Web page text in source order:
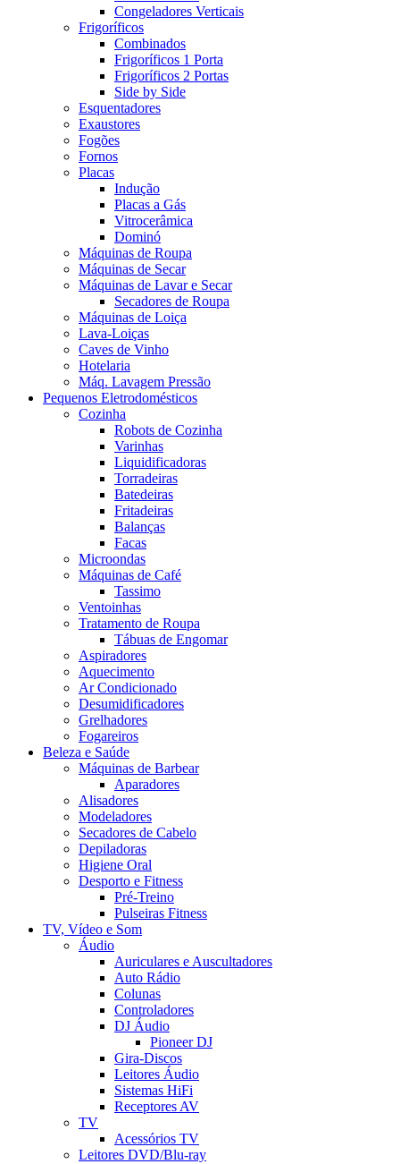
Congeladores Verticais
Frigoríficos
Combinados
Frigoríficos 1 Porta
Frigoríficos 2 Portas
Side by Side
Esquentadores
Exaustores
Fogões
Fornos
Placas
Indução
Placas a Gás
Vitrocerâmica
Dominó
Máquinas de Roupa
Máquinas de Secar
Máquinas de Lavar e Secar
Secadores de Roupa
Máquinas de Loiça
Lava-Loiças
Caves de Vinho
Hotelaria
Máq. Lavagem Pressão
Pequenos Eletrodomésticos
Cozinha
Robots de Cozinha
Varinhas
Liquidificadoras
Torradeiras
Batedeiras
Fritadeiras
Balanças
Facas
Microondas
Máquinas de Café
Tassimo
Ventoinhas
Tratamento de Roupa
Tábuas de Engomar
Aspiradores
Aquecimento
Ar Condicionado
Desumidificadores
Grelhadores
Fogareiros
Beleza e Saúde
Máquinas de Barbear
Aparadores
Alisadores
Modeladores
Secadores de Cabelo
Depiladoras
Higiene Oral
Desporto e Fitness
Pré-Treino
Pulseiras Fitness
TV, Vídeo e Som
Áudio
Auriculares e Auscultadores
Auto Rádio
Colunas
Controladores
DJ Áudio
Pioneer DJ
Gira-Discos
Leitores Áudio
Sistemas HiFi
Receptores AV
TV
Acessórios TV
Leitores DVD/Blu-ray